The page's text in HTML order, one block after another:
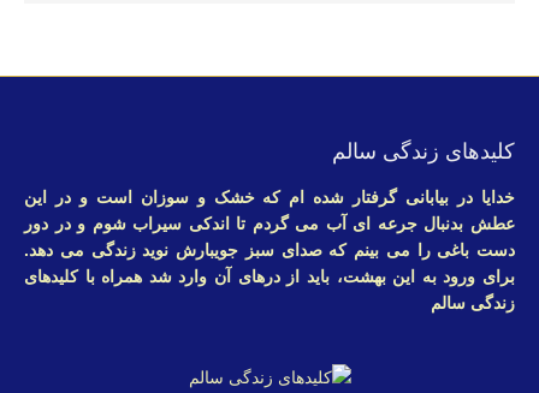
کلیدهای زندگی سالم
خدایا در بیابانی گرفتار شده ام که خشک و سوزان است و در این
عطش بدنبال جرعه ای آب می گردم تا اندکی سیراب شوم و در دور
دست باغی را می بینم که صدای سبز جویبارش نوید زندگی می دهد.
برای ورود به این بهشت، باید از درهای آن وارد شد همراه با کلیدهای
زندگی سالم